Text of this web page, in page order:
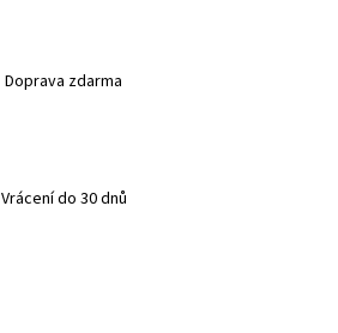
Doprava zdarma
Vrácení do 30 dnů